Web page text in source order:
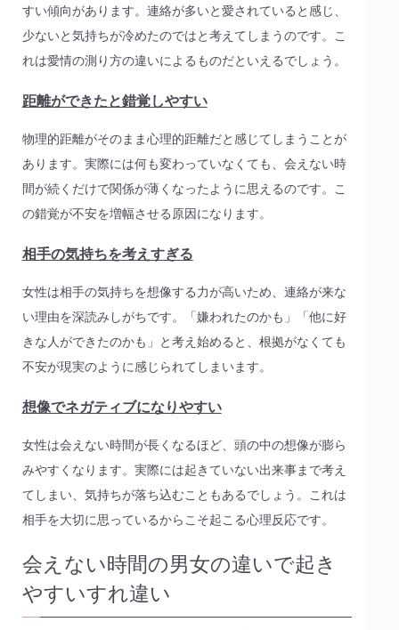
すい傾向があります。連絡が多いと愛されていると感じ、
少ないと気持ちが冷めたのではと考えてしまうのです。こ
れは愛情の測り方の違いによるものだといえるでしょう。
距離ができたと錯覚しやすい
物理的距離がそのまま心理的距離だと感じてしまうことが
あります。実際には何も変わっていなくても、会えない時
間が続くだけで関係が薄くなったように思えるのです。こ
の錯覚が不安を増幅させる原因になります。
相手の気持ちを考えすぎる
女性は相手の気持ちを想像する力が高いため、連絡が来な
い理由を深読みしがちです。「嫌われたのかも」「他に好
きな人ができたのかも」と考え始めると、根拠がなくても
不安が現実のように感じられてしまいます。
想像でネガティブになりやすい
女性は会えない時間が長くなるほど、頭の中の想像が膨ら
みやすくなります。実際には起きていない出来事まで考え
てしまい、気持ちが落ち込むこともあるでしょう。これは
相手を大切に思っているからこそ起こる心理反応です。
会えない時間の男女の違いで起き
やすいすれ違い